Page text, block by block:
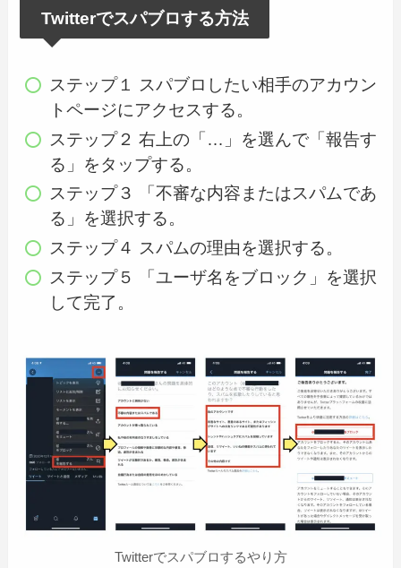
Twitterでスパブロする方法
ステップ１ スパブロしたい相手のアカウン
トページにアクセスする。
ステップ２ 右上の「…」を選んで「報告す
る」をタップする。
ステップ３ 「不審な内容またはスパムであ
る」を選択する。
ステップ４ スパムの理由を選択する。
ステップ５ 「ユーザ名をブロック」を選択
して完了。
Twitterでスパブロするやり方